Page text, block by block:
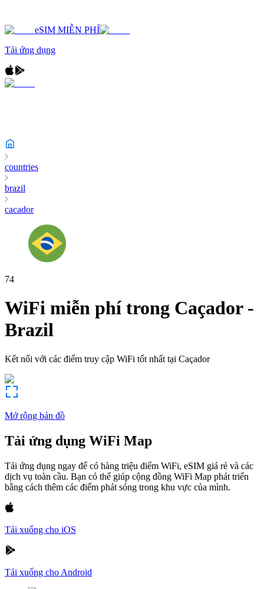
eSIM MIỄN PHÍ
Tải ứng dụng
countries
brazil
cacador
74
WiFi miễn phí trong Caçador-
Brazil
Kết nối với các điểm truy cập WiFi tốt nhất tại Caçador
Mở rộng bản đồ
Tải ứng dụng WiFi Map
Tải ứng dụng ngay để có hàng triệu điểm WiFi, eSIM giá rẻ và các
dịch vụ toàn cầu. Bạn có thể giúp cộng đồng WiFi Map phát triển
bằng cách thêm các điểm phát sóng trong khu vực của mình.
Tải xuống cho iOS
Tải xuống cho Android